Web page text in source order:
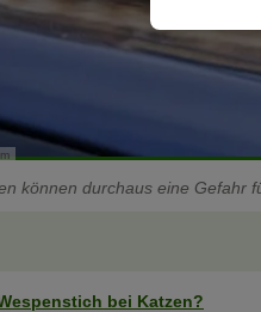
können durchaus eine Gefahr
bei Katzen?